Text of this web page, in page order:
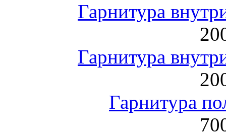
Гарнитура
Гарнитура
Гарнитура